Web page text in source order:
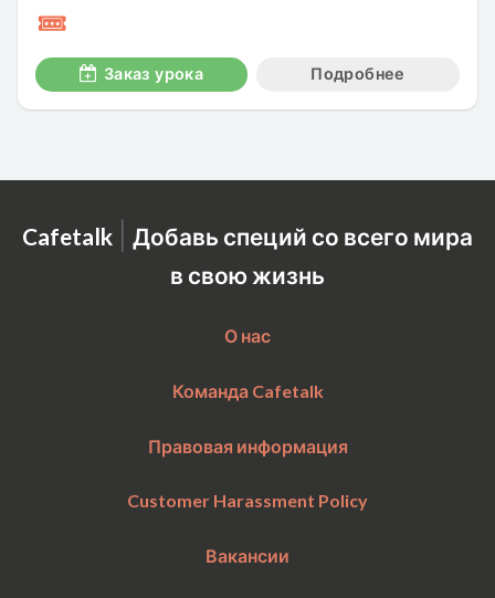
Заказ урока Подробнее
Cafetalk | Добавь специй со всего мира
в свою жизнь
О нас
Команда Cafetalk
Правовая информация
Customer Harassment Policy
Вакансии